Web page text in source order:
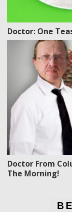
Doctor: One
Doctor From
The Morning!